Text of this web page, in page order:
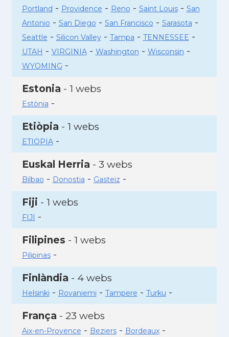
Portland - Providence - Reno - Saint Louis- San
Antonio - San Diego - San Francisco - Sarasota -
Seattle - Silicon Valley- Tampa - TENNESSEE -
UTAH - VIRGINIA- Washington - Wisconsin -
WYOMING -
Estonia - 1 webs
Estònia -
Etiòpia - 1 webs
ETIOPIA-
Euskal Herria - 3 webs
Bilbao - Donostia - Gasteiz -
Fiji - 1 webs
FIJI -
Filipines - 1 webs
Pilipinas-
Finlàndia - 4 webs
Helsinki - Rovaniemi - Tampere - Turku -
França - 23 webs
Aix-en-Provence - Beziers- Bordeaux-